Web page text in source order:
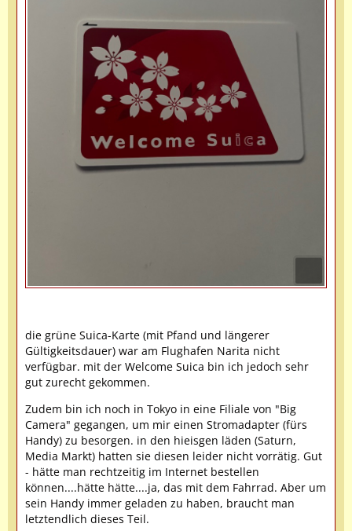
die grüne Suica-Karte (mit Pfand und längerer
Gültigkeitsdauer) war am Flughafen Narita nicht
verfügbar. mit der Welcome Suica bin ich jedoch sehr
gut zurecht gekommen.
Zudem bin ich noch in Tokyo in eine Filiale von "Big
Camera" gegangen, um mir einen Stromadapter (fürs
Handy) zu besorgen. in den hieisgen läden (Saturn,
Media Markt) hatten sie diesen leider nicht vorrätig. Gut
- hätte man rechtzeitig im Internet bestellen
können....hätte hätte....ja, das mit dem Fahrrad. Aber um
sein Handy immer geladen zu haben, braucht man
letztendlich dieses Teil.